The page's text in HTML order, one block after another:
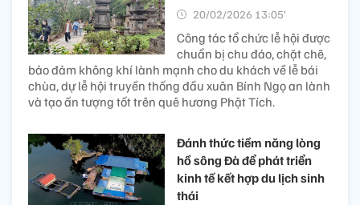
20/02/2026 13:05’
Công tác tổ chức lễ hội được
chuẩn bị chu đáo, chặt chẽ,
bảo đảm không khí lành mạnh cho du khách về lễ bái
chùa, dự lễ hội truyền thống đầu xuân Bính Ngọ an lành
và tạo ấn tượng tốt trên quê hương Phật Tích.
Đánh thức tiềm năng lòng
hồ sông Đà để phát triển
kinh tế kết hợp du lịch sinh
thái